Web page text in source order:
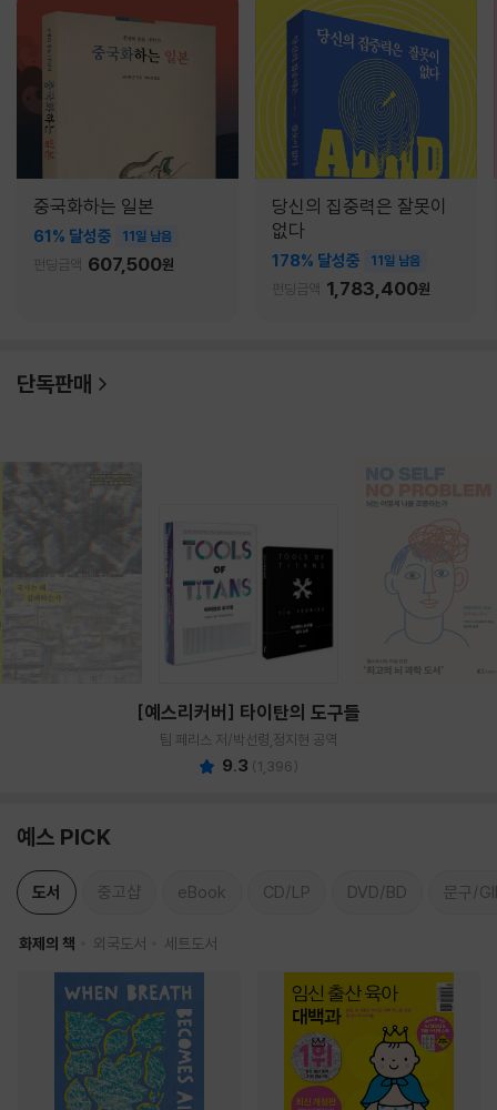
중국화하는 일본
61% 달성중 11일 남음
펀딩금액 607,500원
당신의 집중력은 잘못이
없다
178% 달성중 11일 남음
펀딩금액 1,783,400원
단독판매
[예스리커버] 타이탄의 도구들
팀 페리스 저/박선령,정지현 공역
9.3 (1,396)
예스 PICK
도서 중고샵 eBook CD/LP DVD/BD 문구/
화제의 책 외국도서 세트도서